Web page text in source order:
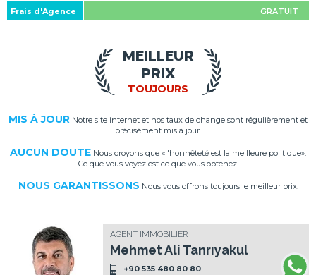
Frais d'Agence GRATUIT
TOUJOURS
MEILLEUR
PRIX
MIS À JOUR Notre site internet et nos taux de change sont régulièrement et
précisément mis à jour.
AUCUN DOUTE Nous croyons que «l'honnêteté est la meilleure politique».
Ce que vous voyez est ce que vous obtenez.
NOUS GARANTISSONS Nous vous offrons toujours le meilleur prix.
AGENT IMMOBILIER
Mehmet Ali Tanrıyakul
+90 535 480 80 80